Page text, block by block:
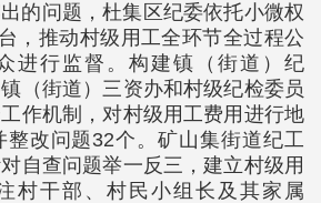
的问题，杜集区纪委依托小微权
，推动村级用工全环节全过程公
进行监督。构建镇（街道）纪
镇（街道）三资办和村级纪检委员
作机制，对村级用工费用进行地
整改问题32个。矿山集街道纪工
自查问题举一反三，建立村级用
村干部、村民小组长及其家属